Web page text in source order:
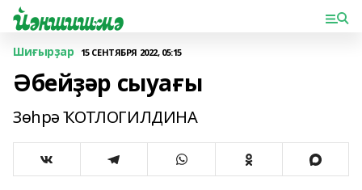
Шиғырҙар 15 СЕНТЯБРЯ 2022, 05:15
Әбейҙәр сыуағы
Зөһрә ҠОТЛОГИЛДИНА